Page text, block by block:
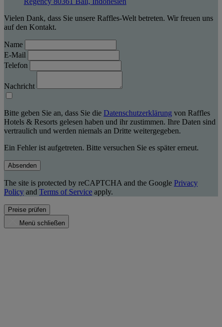
Vielen Dank, dass Sie unsere Raffles-Welt betreten. Wir freuen uns
auf den Kontakt.
Name
E-Mail
Telefon
Nachricht
Bitte geben Sie an, dass Sie die Datenschutzerklärung von Raffles
Hotels & Resorts gelesen haben und ihr zustimmen. Ihre Daten sind
vertraulich und werden niemals an Dritte weitergegeben.
Ein Fehler ist aufgetreten. Bitte versuchen Sie es später erneut.
Absenden
The site is protected by reCAPTCHA and the Google Privacy
Policy and Terms of Service apply.
Preise prüfen
Menü schließen